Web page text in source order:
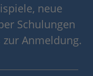
neue
Schulungen
Anmeldung.